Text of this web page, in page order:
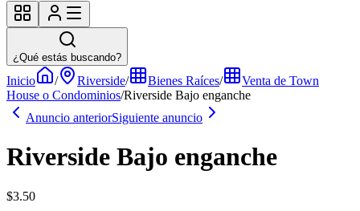
¿Qué estás buscando?
Inicio / Riverside/ Bienes Raíces/
Venta de Town
House o Condominios/Riverside Bajo enganche
Anuncio anteriorSiguiente anuncio
Riverside Bajo enganche
$3.50